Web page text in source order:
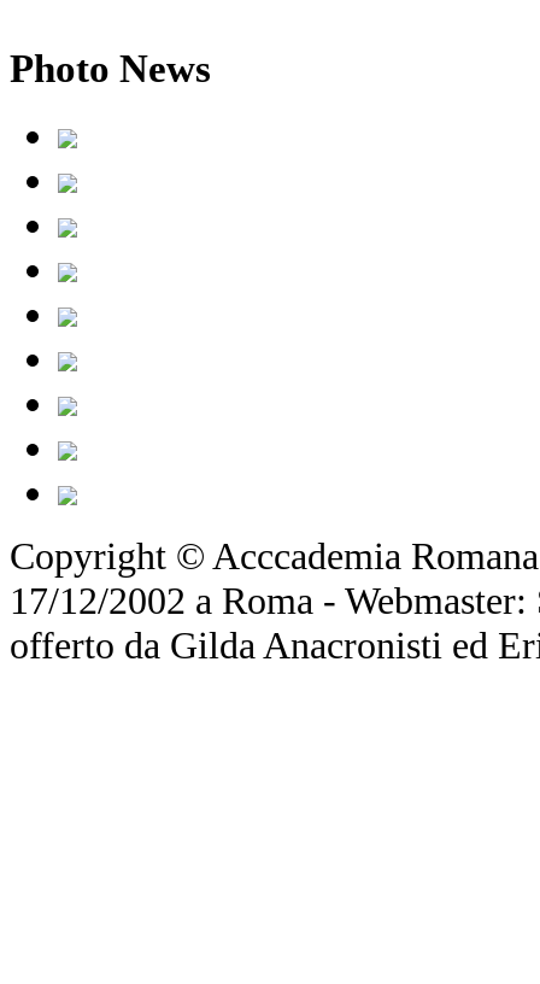
Photo News
Copyright © Acccademia
17/12/2002 a Roma -
offerto da Gilda Anacronisti ed